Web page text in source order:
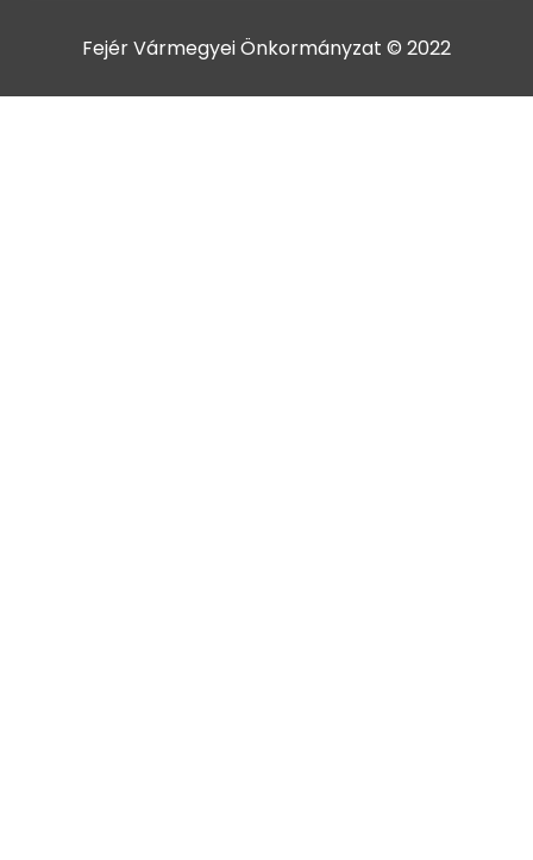
Fejér Vármegyei Önkormányzat © 2022